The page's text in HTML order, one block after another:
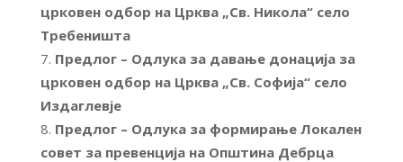
црковен одбор на Црква „Св. Никола“ село
Требеништа
Предлог – Одлука за давање донација за
црковен одбор на Црква „Св. Софија“ село
Издаглевје
Предлог – Одлука за формирање Локален
совет за превенција на Општина Дебрца